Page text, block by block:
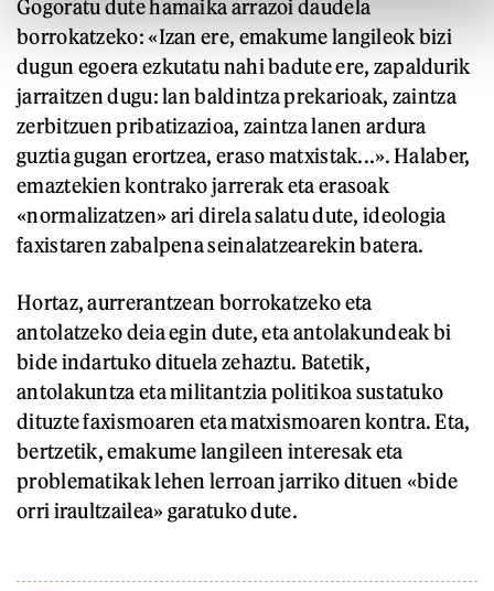
Gogoratu dute hamaika arrazoi daudela
borrokatzeko: «Izan ere, emakume langileok bizi
dugun egoera ezkutatu nahi badute ere, zapaldurik
jarraitzen dugu: lan baldintza prekarioak, zaintza
zerbitzuen pribatizazioa, zaintza lanen ardura
guztia gugan erortzea, eraso matxistak...». Halaber,
emaztekien kontrako jarrerak eta erasoak
«normalizatzen» ari direla salatu dute, ideologia
faxistaren zabalpena seinalatzearekin batera.
Hortaz, aurrerantzean borrokatzeko eta
antolatzeko deia egin dute, eta antolakundeak bi
bide indartuko dituela zehaztu. Batetik,
antolakuntza eta militantzia politikoa sustatuko
dituzte faxismoaren eta matxismoaren kontra. Eta,
bertzetik, emakume langileen interesak eta
problematikak lehen lerroan jarriko dituen «bide
orri iraultzailea» garatuko dute.